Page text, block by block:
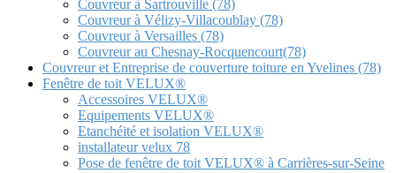
Couvreur à Sartrouville (78)
Couvreur à Vélizy-Villacoublay (78)
Couvreur à Versailles (78)
Couvreur au Chesnay-Rocquencourt(78)
Couvreur et Entreprise de couverture toiture en Yvelines (78)
Fenêtre de toit VELUX®
Accessoires VELUX®
Equipements VELUX®
Etanchéité et isolation VELUX®
installateur velux 78
Pose de fenêtre de toit VELUX® à Carrières-sur-Seine